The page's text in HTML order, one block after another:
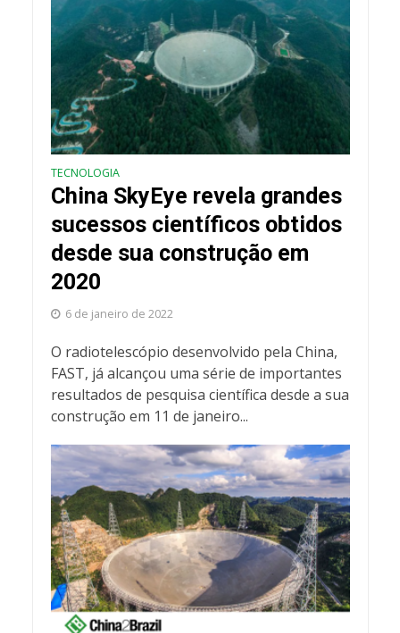
TECNOLOGIA
China SkyEye revela grandes
sucessos científicos obtidos
desde sua construção em
2020
6 de janeiro de 2022
O radiotelescópio desenvolvido pela China,
FAST, já alcançou uma série de importantes
resultados de pesquisa científica desde a sua
construção em 11 de janeiro...